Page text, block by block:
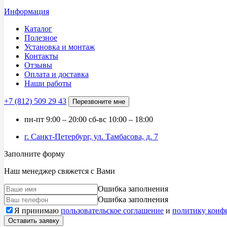
Информация
Каталог
Полезное
Установка и монтаж
Контакты
Отзывы
Оплата и доставка
Наши работы
+7 (812) 509 29 43 Перезвоните мне
пн-пт 9:00 – 20:00 сб-вс 10:00 – 18:00
г. Санкт-Петербург, ул. Тамбасова, д. 7
Заполните форму
Наш менеджер свяжется с Вами
Ошибка заполнения
Ошибка заполнения
Я принимаю пользовательское соглашение и политику
Оставить заявку